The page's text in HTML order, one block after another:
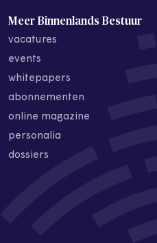
Meer Binnenlands Bestuur
vacatures
events
whitepapers
abonnementen
online magazine
personalia
dossiers